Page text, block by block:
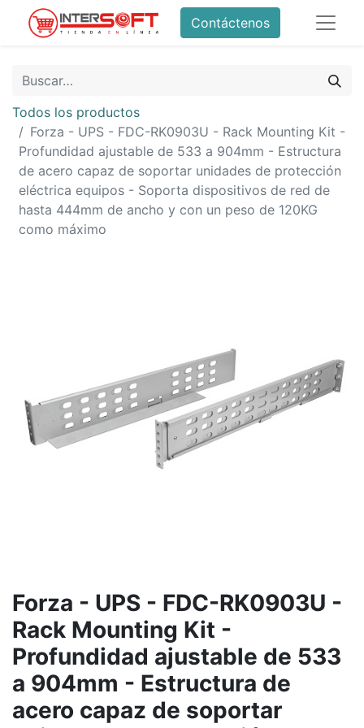
Contáctenos
Todos los productos
Forza - UPS - FDC-RK0903U - Rack Mounting Kit -
Profundidad ajustable de 533 a 904mm - Estructura
de acero capaz de soportar unidades de protección
eléctrica equipos - Soporta dispositivos de red de
hasta 444mm de ancho y con un peso de 120KG
como máximo
Forza - UPS - FDC-RK0903U -
Rack Mounting Kit -
Profundidad ajustable de 533
a 904mm - Estructura de
acero capaz de soportar